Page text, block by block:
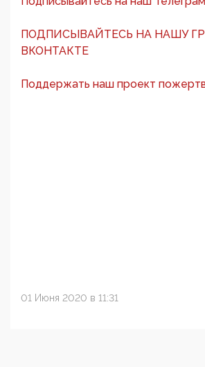
ПОДПИСЫВАЙТЕСЬ НА НАШУ
ВКОНТАКТЕ
Поддержать наш проект
01 Июня 2020 в 11:31